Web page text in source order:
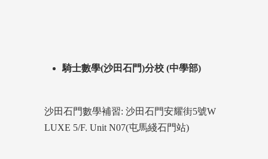
騎士數學(沙田石門)分校 (中學部)
沙田石門數學補習: 沙田石門安耀街5號W
LUXE 5/F. Unit N07(屯馬綫石門站)